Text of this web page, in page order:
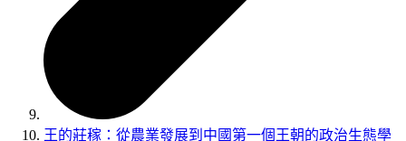
王的莊稼：從農業發展到中國第一個王朝的政治生態學